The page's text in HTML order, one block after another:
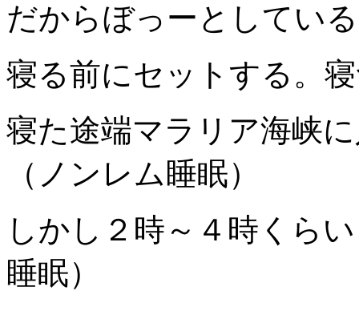
だからぼっーとしてい
寝る前にセットする。
寝た途端マラリア海峡
（ノンレム睡眠）
しかし２時～４時くら
睡眠）